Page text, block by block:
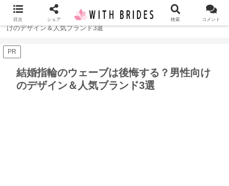
ホーム 指輪
結婚指輪のウェーブは後悔する？男性向
けのデザイン＆人気ブランド3選
PR
結婚指輪のウェーブは後悔する？男性向け
のデザイン＆人気ブランド3選
目次 シェア 検索 コメント